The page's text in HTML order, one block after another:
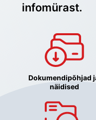
infomürast.
Dokumendipõhjad
näidised